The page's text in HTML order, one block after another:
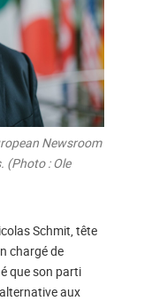
Newsroom
(Photo : Ole
Schmit, tête
chargé de
que son parti
aux